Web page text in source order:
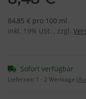
84,85 € pro 100 ml
inkl. 19% USt. , zzgl.
Sofort verfügbar
Lieferzeit: 1 - 2 Werktage